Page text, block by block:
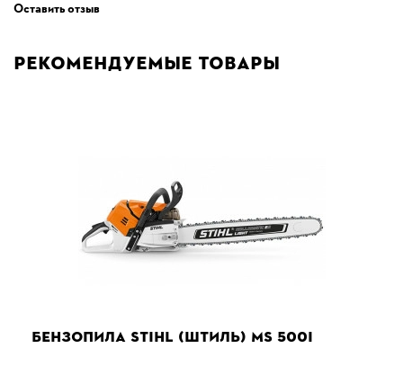
Оставить отзыв
Рекомендуемые товары
БЕНЗОПИЛА STIHL (ШТИЛЬ) MS 500I